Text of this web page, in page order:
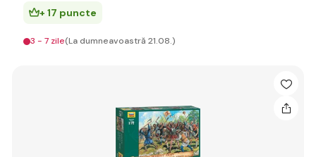
+ 17 puncte
3 - 7 zile(La dumneavoastră 21.08.)